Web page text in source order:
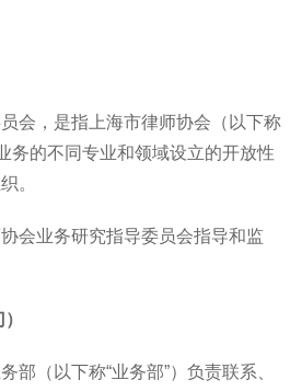
会，是指上海市律师协会（以下称
务的不同专业和领域设立的开放性
。
会业务研究指导委员会指导和监
部（以下称“业务部”）负责联系、